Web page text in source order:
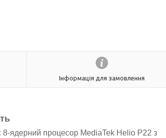
Інформація для замовлення
8-ядерний процесор MediaTek Helio P22 з